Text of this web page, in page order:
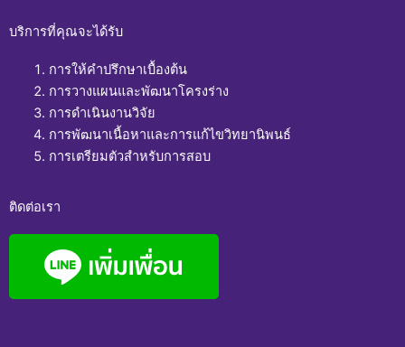
บริการที่คุณจะได้รับ
การให้คำปรึกษาเบื้องต้น
การวางแผนและพัฒนาโครงร่าง
การดำเนินงานวิจัย
การพัฒนาเนื้อหาและการแก้ไขวิทยานิพนธ์
การเตรียมตัวสำหรับการสอบ
ติดต่อเรา